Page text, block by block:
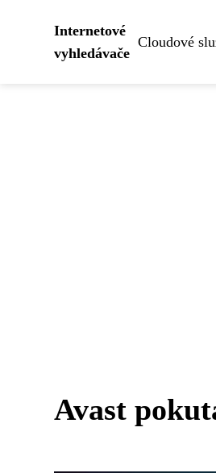
Internetové
vyhledávače
Cloudové
Avast